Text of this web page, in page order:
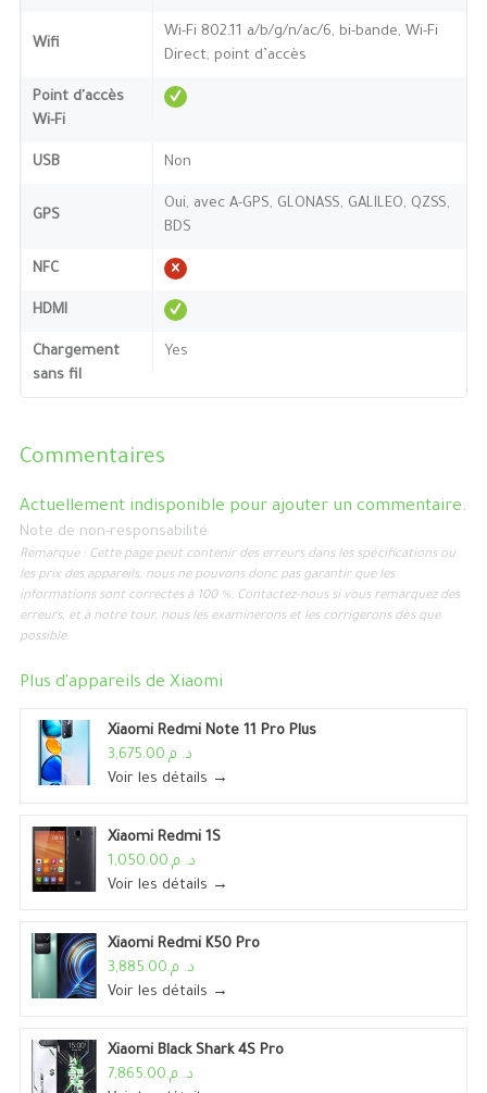
Wifi
Wi-Fi 802.11 a/b/g/n/ac/6, bi-bande, Wi-Fi
Direct, point d’accès
Point d'accès
Wi-Fi
USB Non
GPS
Oui, avec A-GPS, GLONASS, GALILEO, QZSS,
BDS
NFC
HDMI
Chargement
sans fil
Yes
Commentaires
Actuellement indisponible pour ajouter un commentaire.
Note de non-responsabilité
Remarque : Cette page peut contenir des erreurs dans les spécifications ou
les prix des appareils, nous ne pouvons donc pas garantir que les
informations sont correctes à 100 %. Contactez-nous si vous remarquez des
erreurs, et à notre tour, nous les examinerons et les corrigerons dès que
possible.
Plus d'appareils de Xiaomi
Xiaomi Redmi Note 11 Pro Plus
د. م.3,675.00
Voir les détails →
Xiaomi Redmi 1S
د. م.1,050.00
Voir les détails →
Xiaomi Redmi K50 Pro
د. م.3,885.00
Voir les détails →
Xiaomi Black Shark 4S Pro
د. م.7,865.00